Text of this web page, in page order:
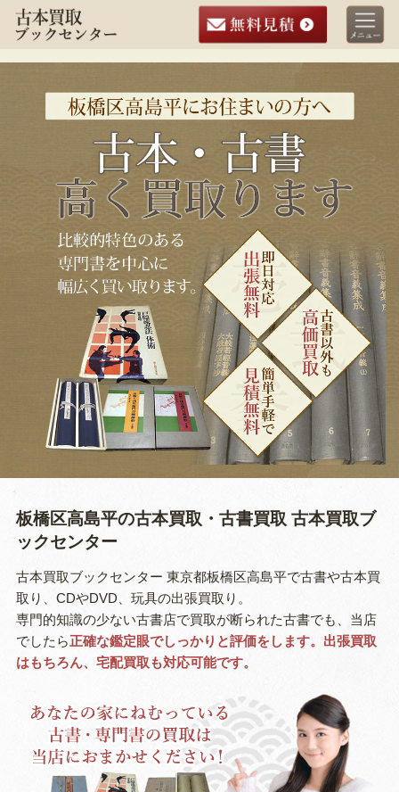
板橋区高島平の古本買取・古書買取 古本買取ブ
ックセンター
古本買取ブックセンター 東京都板橋区高島平で古書や古本買
取り、CDやDVD、玩具の出張買取り。
専門的知識の少ない古書店で買取が断られた古書でも、当店
でしたら正確な鑑定眼でしっかりと評価をします。出張買取
はもちろん、宅配買取も対応可能です。